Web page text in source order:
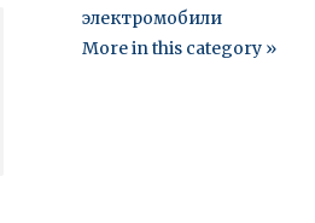
электромобили
More in this category »